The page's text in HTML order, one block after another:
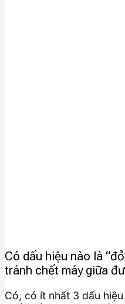
Có dấu hiệu nào là
tránh chết máy giữa
Có, có ít nhất 3 dấu